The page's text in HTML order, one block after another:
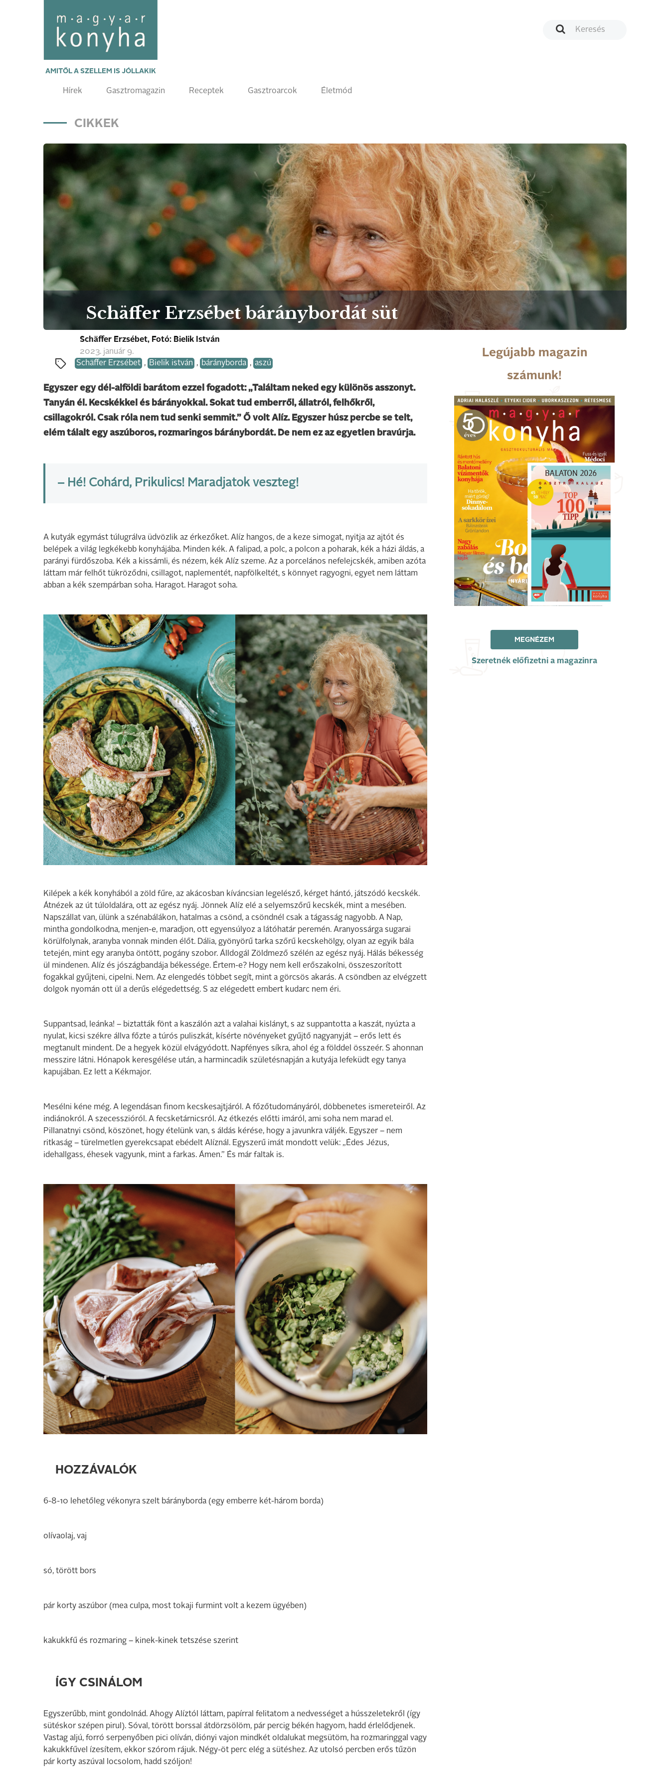
AMITŐL A SZELLEM IS JÓLLAKIK
Hírek Gasztromagazin Receptek Gasztroarcok Életmód
CIKKEK
Schäffer Erzsébet báránybordát süt
Schäffer Erzsébet, Fotó: Bielik István
2023. január 9.
Schäffer Erzsébet , Bielik istván , bárányborda , aszú
Egyszer egy dél-alföldi barátom ezzel fogadott: „Találtam neked egy különös asszonyt.
Tanyán él. Kecskékkel és bárányokkal. Sokat tud emberről, állatról, felhőkről,
csillagokról. Csak róla nem tud senki semmit.” Ő volt Alíz. Egyszer húsz percbe se telt,
elém tálalt egy aszúboros, rozmaringos báránybordát. De nem ez az egyetlen bravúrja.
– Hé! Cohárd, Prikulics! Maradjatok veszteg!
A kutyák egymást túlugrálva üdvözlik az érkezőket. Alíz hangos, de a keze simogat, nyitja az ajtót és
belépek a világ legkékebb konyhájába. Minden kék. A falipad, a polc, a polcon a poharak, kék a házi áldás, a
parányi fürdőszoba. Kék a kissámli, és nézem, kék Alíz szeme. Az a porcelános nefelejcskék, amiben azóta
láttam már felhőt tükröződni, csillagot, naplementét, napfölkeltét, s könnyet ragyogni, egyet nem láttam
abban a kék szempárban soha. Haragot. Haragot soha.
Kilépek a kék konyhából a zöld fűre, az akácosban kíváncsian legelésző, kérget hántó, játszódó kecskék.
Átnézek az út túloldalára, ott az egész nyáj. Jönnek Alíz elé a selyemszőrű kecskék, mint a mesében.
Napszállat van, ülünk a szénabálákon, hatalmas a csönd, a csöndnél csak a tágasság nagyobb. A Nap,
mintha gondolkodna, menjen-e, maradjon, ott egyensúlyoz a látóhatár peremén. Aranyossárga sugarai
körülfolynak, aranyba vonnak minden élőt. Dália, gyönyörű tarka szőrű kecskehölgy, olyan az egyik bála
tetején, mint egy aranyba öntött, pogány szobor. Álldogál Zöldmező szélén az egész nyáj. Hálás békesség
ül mindenen. Alíz és jószágbandája békessége. Értem-e? Hogy nem kell erőszakolni, összeszorított
fogakkal gyűjteni, cipelni. Nem. Az elengedés többet segít, mint a görcsös akarás. A csöndben az elvégzett
dolgok nyomán ott ül a derűs elégedettség. S az elégedett embert kudarc nem éri.
Suppantsad, leánka! – biztatták fönt a kaszálón azt a valahai kislányt, s az suppantotta a kaszát, nyúzta a
nyulat, kicsi székre állva főzte a túrós puliszkát, kísérte növényeket gyűjtő nagyanyját – erős lett és
megtanult mindent. De a hegyek közül elvágyódott. Napfényes síkra, ahol ég a földdel összeér. S ahonnan
messzire látni. Hónapok keresgélése után, a harmincadik születésnapján a kutyája lefeküdt egy tanya
kapujában. Ez lett a Kékmajor.
Mesélni kéne még. A legendásan finom kecskesajtjáról. A főzőtudományáról, döbbenetes ismereteiről. Az
indiánokról. A szecesszióról. A fecsketárnicsról. Az étkezés előtti imáról, ami soha nem marad el.
Pillanatnyi csönd, köszönet, hogy ételünk van, s áldás kérése, hogy a javunkra váljék. Egyszer – nem
ritkaság – türelmetlen gyerekcsapat ebédelt Alíznál. Egyszerű imát mondott velük: „Édes Jézus,
idehallgass, éhesek vagyunk, mint a farkas. Ámen.” És már faltak is.
HOZZÁVALÓK
6-8-10 lehetőleg vékonyra szelt bárányborda (egy emberre két-három borda)
olívaolaj, vaj
só, törött bors
pár korty aszúbor (mea culpa, most tokaji furmint volt a kezem ügyében)
kakukkfű és rozmaring – kinek-kinek tetszése szerint
ÍGY CSINÁLOM
Egyszerűbb, mint gondolnád. Ahogy Alíztól láttam, papírral felitatom a nedvességet a hússzeletekről (így
sütéskor szépen pirul). Sóval, törött borssal átdörzsölöm, pár percig békén hagyom, hadd érlelődjenek.
Vastag aljú, forró serpenyőben pici olíván, diónyi vajon mindkét oldalukat megsütöm, ha rozmaringgal vagy
kakukkfűvel ízesítem, ekkor szórom rájuk. Négy-öt perc elég a sütéshez. Az utolsó percben erős tűzön
pár korty aszúval locsolom, hadd szóljon!
Legújabb magazin
számunk!
MEGNÉZEM
Szeretnék előfizetni a magazinra